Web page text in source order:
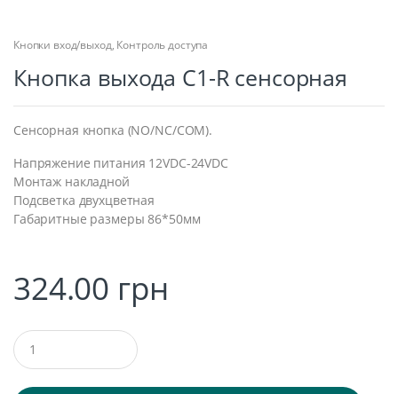
Кнопки вход/выход, Контроль доступа
Кнопка выхода C1-R сенсорная
Сенсорная кнопка (NO/NC/COM).
Напряжение питания 12VDC-24VDC
Монтаж накладной
Подсветка двухцветная
Габаритные размеры 86*50мм
324.00 грн
Q
u